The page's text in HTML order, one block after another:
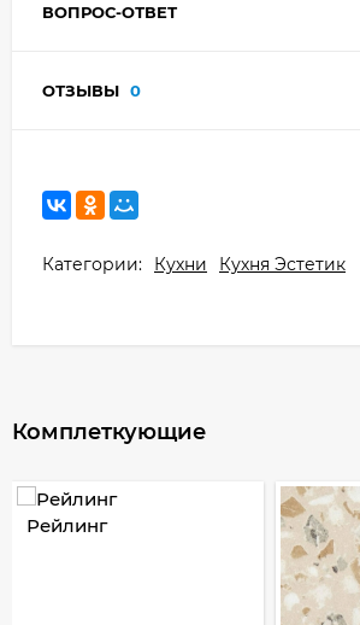
ВОПРОС-ОТВЕТ
ОТЗЫВЫ 0
Категории: Кухни Кухня Эстетик
Комплеткующие
Рейлинг